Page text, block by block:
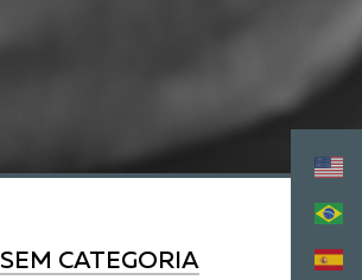
SEM CATEGORIA